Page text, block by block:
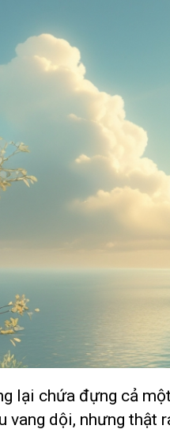
lại chứa đựng cả
vang dội, nhưng thật